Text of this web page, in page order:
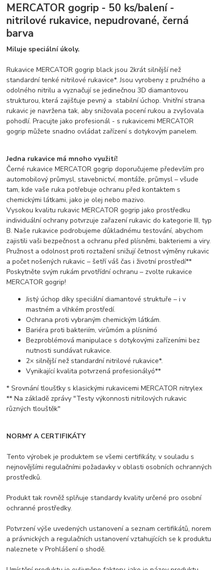
MERCATOR gogrip - 50 ks/balení -
nitrilové rukavice, nepudrované, černá
barva
Miluje speciální úkoly.
Rukavice MERCATOR gogrip black jsou 2krát silnější než
standardní tenké nitrilové rukavice*. Jsou vyrobeny z pružného a
odolného nitrilu a vyznačují se jedinečnou 3D diamantovou
strukturou, která zajišťuje pevný a stabilní úchop. Vnitřní strana
rukavic je navržena tak, aby snižovala pocení rukou a zvyšovala
pohodlí. Pracujte jako profesionál - s rukavicemi MERCATOR
gogrip můžete snadno ovládat zařízení s dotykovým panelem.
Jedna rukavice má mnoho využití!
Černé rukavice MERCATOR gogrip doporučujeme především pro
automobilový průmysl, stavebnictví, montáže, průmysl – všude
tam, kde vaše ruka potřebuje ochranu před kontaktem s
chemickými látkami, jako je olej nebo mazivo.
Vysokou kvalitu rukavic MERCATOR gogrip jako prostředku
individuální ochrany potvrzuje zařazení rukavic do kategorie III, typ
B. Naše rukavice podrobujeme důkladnému testování, abychom
zajistili vaši bezpečnost a ochranu před plísněmi, bakteriemi a viry.
Pružnost a odolnost proti roztažení snižují četnost výměny rukavic
a počet nošených rukavic – šetří váš čas i životní prostředí**
Poskytněte svým rukám prvotřídní ochranu – zvolte rukavice
MERCATOR gogrip!
Jistý úchop díky speciální diamantové struktuře – i v
mastném a vlhkém prostředí.
Ochrana proti vybraným chemickým látkám.
Bariéra proti bakteriím, virůmóm a plísnímó
Bezproblémová manipulace s dotykovými zařízeními bez
nutnosti sundávat rukavice.
2× silnější než standardní nitrilové rukavice*.
Vynikající kvalita potvrzená profesionályó**
* Srovnání tloušťky s klasickými rukavicemi MERCATOR nitrylex
** Na základě zprávy "Testy výkonnosti nitrilových rukavic
různých tlouštěk"
NORMY A CERTIFIKÁTY
Tento výrobek je produktem se všemi certifikáty, v souladu s
nejnovějšími regulačními požadavky v oblasti osobních ochranných
prostředků.
Produkt tak rovněž splňuje standardy kvality určené pro osobní
ochranné prostředky.
Potvrzení výše uvedených ustanovení a seznam certifikátů, norem
a právnických a regulačních ustanovení vztahujících se k produktu
naleznete v Prohlášení o shodě.